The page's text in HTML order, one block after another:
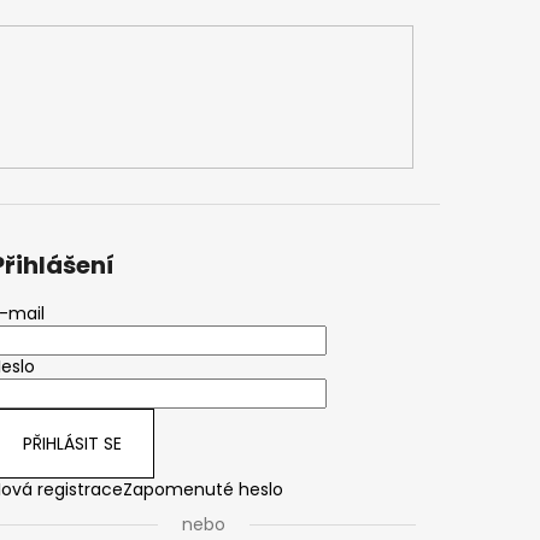
mail
PŘIHLÁSIT SE
registraceZapomenuté heslo
nebo